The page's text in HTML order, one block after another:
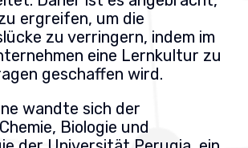
ergreifen, um die
zu verringern, indem im
eine Lernkultur zu
geschaffen wird.
wandte sich der
Biologie und